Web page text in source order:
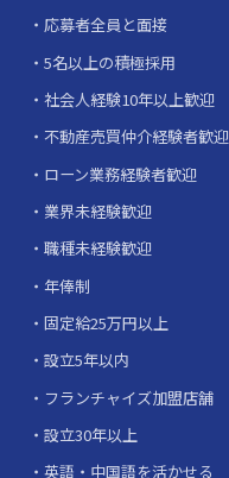
応募者全員と面接
5名以上の積極採用
社会人経験10年以上歓迎
不動産売買仲介経験者歓迎
ローン業務経験者歓迎
業界未経験歓迎
職種未経験歓迎
年俸制
固定給25万円以上
設立5年以内
フランチャイズ加盟店舗
設立30年以上
英語・中国語を活かせる